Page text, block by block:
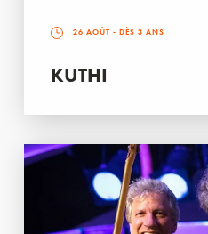
26 AOÛT - DÈS 3 ANS
KUTHI